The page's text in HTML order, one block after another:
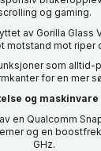
og gaming.
av Gorilla Glass
motstand mot riper
som alltid-
for en mer
og maskinvare
en Qualcomm
og en
GHz.